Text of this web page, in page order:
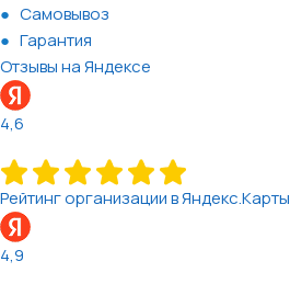
Самовывоз
Гарантия
Отзывы на Яндексе
4,6
Рейтинг организации в Яндекс.Карты
4,9